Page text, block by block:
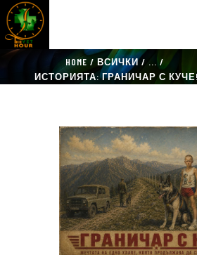
HOME ВСИЧКИ
...
ИСТОРИЯТА: ГРАНИЧАР С КУЧЕ!
НАЧАЛО
КАТАЛОГ
THE VET HOUR
БЛОГ
КОНТАКТ